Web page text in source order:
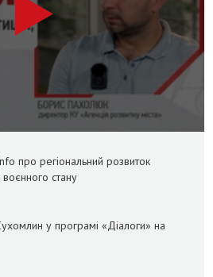
про регіональний розвиток
стану
у програмі «Діалоги» на